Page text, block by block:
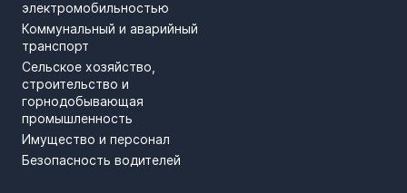
электромобильностью
Коммунальный и аварийный
транспорт
Сельское хозяйство,
строительство и
горнодобывающая
промышленность
Имущество и персонал
Безопасность водителей